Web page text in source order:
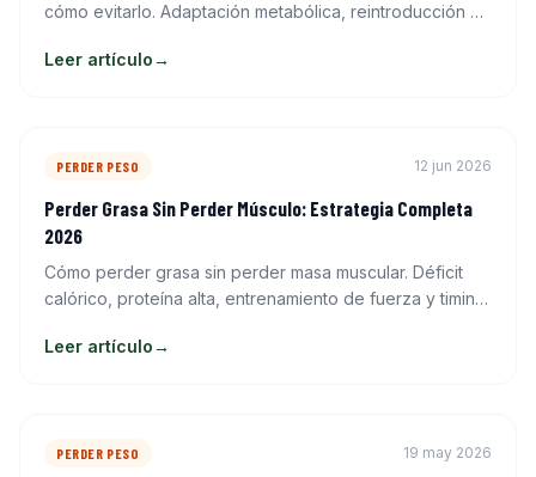
cómo evitarlo. Adaptación metabólica, reintroducción de
Leer artículo→
PERDER PESO 12 jun 2026
Perder Grasa Sin Perder Músculo: Estrategia Completa
2026
Cómo perder grasa sin perder masa muscular. Déficit
calórico, proteína alta, entrenamiento de fuerza y timing
Leer artículo→
PERDER PESO 19 may 2026